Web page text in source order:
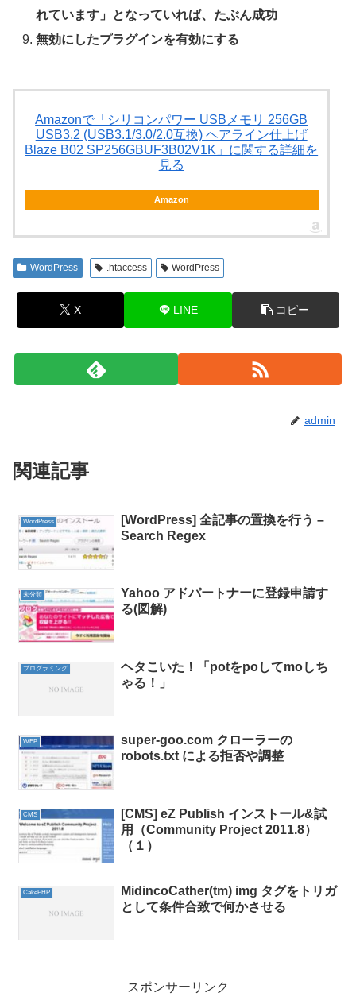
れています」となっていれば、たぶん成功
無効にしたプラグインを有効にする
Amazonで「シリコンパワー USBメモリ 256GB
USB3.2 (USB3.1/3.0/2.0互換) ヘアライン仕上げ
Blaze B02 SP256GBUF3B02V1K」に関する詳細を
見る
Amazon
WordPress .htaccess WordPress
X LINE コピー
admin
関連記事
WordPress
[WordPress] 全記事の置換を行う –
Search Regex
未分類
Yahoo アドパートナーに登録申請す
る(図解)
プログラミング
ヘタこいた！「potをpoしてmoしち
ゃる！」
WEB
super-goo.com クローラーの
robots.txt による拒否や調整
CMS
[CMS] eZ Publish インストール&試
用（Community Project 2011.8）
（１）
CakePHP
MidincoCather(tm) img タグをトリガ
として条件合致で何かさせる
スポンサーリンク